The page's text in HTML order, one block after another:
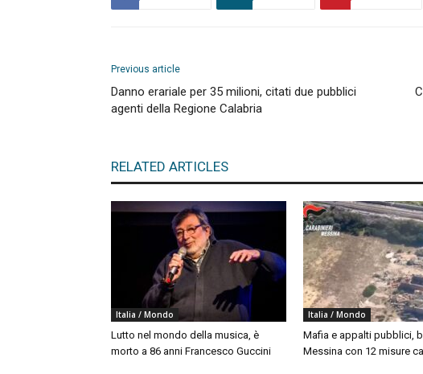
Previous article
Danno erariale per 35 milioni, citati due pubblici
agenti della Regione Calabria
RELATED ARTICLES
Italia / Mondo
Lutto nel mondo della musica, è
morto a 86 anni Francesco Guccini
Italia / Mondo
Mafia e appalti pubblici,
Messina con 12 misure